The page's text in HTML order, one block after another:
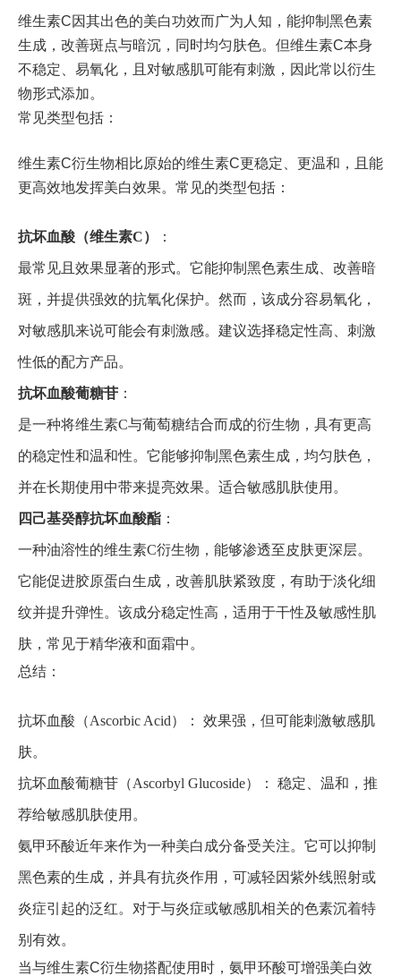
维生素C因其出色的美白功效而广为人知，能抑制黑色素
生成，改善斑点与暗沉，同时均匀肤色。但维生素C本身
不稳定、易氧化，且对敏感肌可能有刺激，因此常以衍生
物形式添加。
常见类型包括：
维生素C衍生物相比原始的维生素C更稳定、更温和，且能
更高效地发挥美白效果。常见的类型包括：
抗坏血酸（维生素C） ：
最常见且效果显著的形式。它能抑制黑色素生成、改善暗
斑，并提供强效的抗氧化保护。然而，该成分容易氧化，
对敏感肌来说可能会有刺激感。建议选择稳定性高、刺激
性低的配方产品。
抗坏血酸葡糖苷 ：
是一种将维生素C与葡萄糖结合而成的衍生物，具有更高
的稳定性和温和性。它能够抑制黑色素生成，均匀肤色，
并在长期使用中带来提亮效果。适合敏感肌肤使用。
四己基癸醇抗坏血酸酯 ：
一种油溶性的维生素C衍生物，能够渗透至皮肤更深层。
它能促进胶原蛋白生成，改善肌肤紧致度，有助于淡化细
纹并提升弹性。该成分稳定性高，适用于干性及敏感性肌
肤，常见于精华液和面霜中。
总结：
抗坏血酸（Ascorbic Acid）： 效果强，但可能刺激敏感肌
肤。
抗坏血酸葡糖苷（Ascorbyl Glucoside）： 稳定、温和，推
荐给敏感肌肤使用。
氨甲环酸近年来作为一种美白成分备受关注。它可以抑制
黑色素的生成，并具有抗炎作用，可减轻因紫外线照射或
炎症引起的泛红。对于与炎症或敏感肌相关的色素沉着特
别有效。
当与维生素C衍生物搭配使用时，氨甲环酸可增强美白效